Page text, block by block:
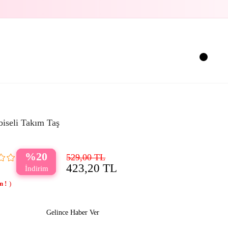
Takım Taş
20 529,00 TL
423,20 TL
Gelince Haber Ver